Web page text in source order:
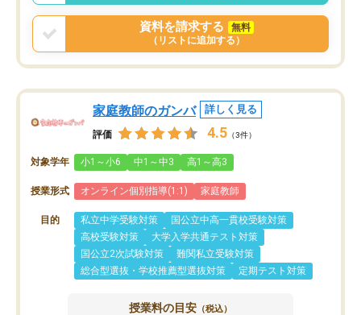
資料を請求する
無料
（リストに追加する）
家庭教師のガンバ 詳しく見る
評価 4.5 （3件）
対象学年 小1～小6 中1～中3 高1～高3
授業形式 オンライン個別指導(1:1) 家庭教師
目的 私立中学受験対策
国公立中高一貫校受験対策
高校受験対策
大学入学共通テスト対策
国公立2次試験対策
難関私立受験対策
総合型選抜・学校推薦型選抜対策
定期テスト対策
授業料の目安 （税込）